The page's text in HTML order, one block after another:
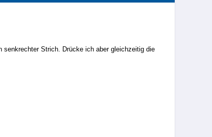
Strich. Drücke ich aber gleichzeitig die